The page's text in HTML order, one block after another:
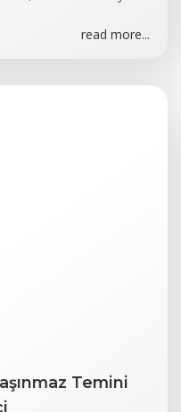
read more...
Temini